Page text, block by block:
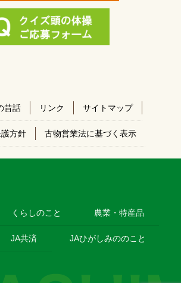
昔話 リンク サイトマップ
方針 古物営業法に基づく表示
くらしのこと 農業・特産品
JA共済 JAひがしみののこと